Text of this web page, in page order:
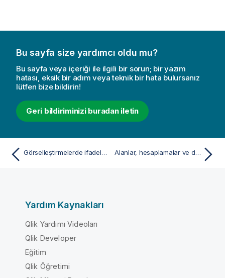
Bu sayfa size yardımcı oldu mu?
Bu sayfa veya içeriği ile ilgili bir sorun; bir yazım
hatası, eksik bir adım veya teknik bir hata bulursanız
lütfen bize bildirin!
Geri bildiriminizi buradan iletin
Görselleştirmelerde ifadeleri kullanma Alanlar, hesaplamalar ve değişkenlerle ilgili başvurular
Yardım Kaynakları
Qlik Yardımı Videoları
Qlik Developer
Eğitim
Qlik Öğretimi